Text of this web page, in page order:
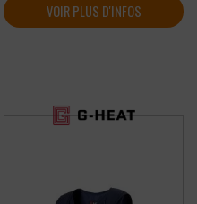
VOIR PLUS D'INFOS